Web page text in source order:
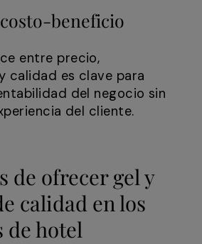
beneficio
entre precio,
calidad es clave para
del negocio sin
del cliente.
de ofrecer gel y
calidad en los
de hotel